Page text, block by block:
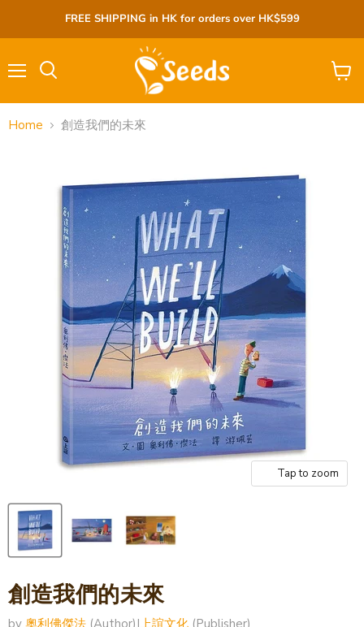
FREE SHIPPING in HK for orders over HK$599
View
Home 創造我們的未來
Tap to zoom
創造我們的未來